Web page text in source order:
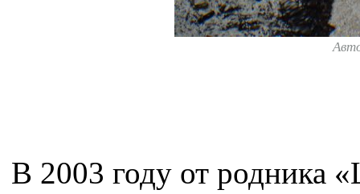
В 2003 году от родника